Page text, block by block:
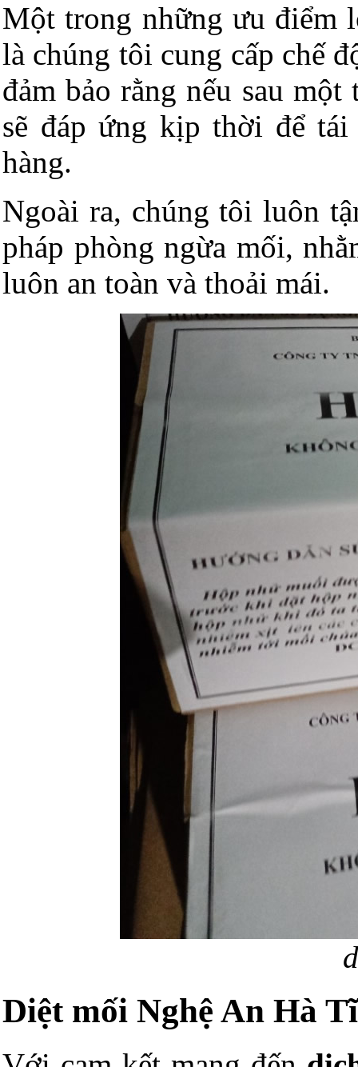
Một trong những ưu điểm
là chúng tôi cung cấp chế
đảm bảo rằng nếu sau
sẽ đáp ứng kịp thời để
hàng.
Ngoài ra, chúng tôi luôn
pháp phòng ngừa mối,
luôn an toàn và thoải mái.
diệt mối
Diệt mối Nghệ An Hà